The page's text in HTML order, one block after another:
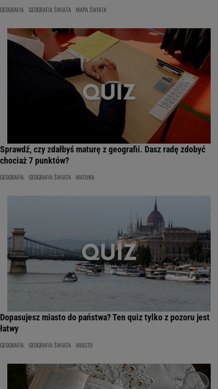
GEOGRAFIA GEOGRAFIA ŚWIATA MAPA ŚWIATA
Sprawdź, czy zdałbyś maturę z geografii. Dasz radę zdobyć
chociaż 7 punktów?
GEOGRAFIA GEOGRAFIA ŚWIATA MATURA
Dopasujesz miasto do państwa? Ten quiz tylko z pozoru jest
łatwy
GEOGRAFIA GEOGRAFIA ŚWIATA MIASTO